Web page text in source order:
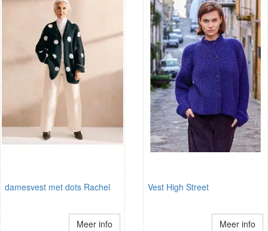
damesvest met dots Rachel
Meer info
Vest High Street
Meer info